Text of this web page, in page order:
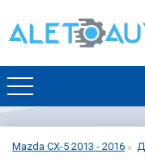
Mazda CX-5 2013 - 2016